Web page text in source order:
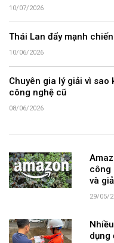
10/07/2026
Thái Lan đẩy mạnh
10/06/2026
Chuyên gia lý giải vì
công nghệ cũ
08/06/2026
công
và
29/05/
dụng